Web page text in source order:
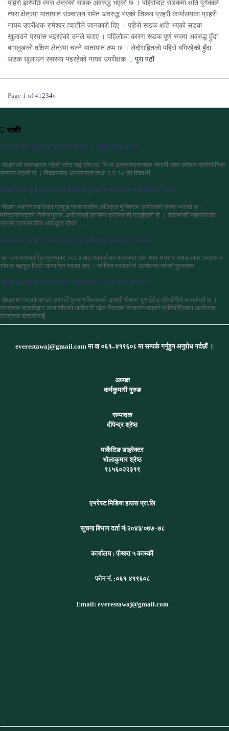
पहिरो झरेपछि त्यस क्षेत्रको सडक अवरुद्ध भएको छ । पहिरोबाट सडकमा क्षति पुगेकाले
त्यस क्षेत्रमा यातायात सञ्चालन समेत अवरुद्ध भएको जिल्ला प्रहरी कार्यालयका प्रहरी
नायब उपरीक्षक रामेश्वर त्वातीले जानकारी दिए । पहिरो सडक क्षति भएको सडक
खुलाउने प्रयास भइरहेको उनले बताए । पहिलोका कारण सडक पूर्ण रुपमा अवरुद्ध हुँदा
बागलुङको दक्षिण क्षेत्रमा चल्ने यातायात ठप्प छ । लेदोसहितको पहिरो बगिरहेको हुँदा
सडक खुलाउन समस्या भइरहेको नायव उपरीक्षक… पुरा पढौ
Page 1 of 41234»
भर्खरै
स्टेप वाई स्टेप मा.वि.मा नेपाली भाषा कौशल प्रतियोगिता सम्पन्न
पोखराको मासबारमा रहेको स्टेप वाई स्टेप मा. वि.मा अन्तरसदनात्मक नेपाली भाषा कौशल प्रतियोगिता
सम्पन्न भएको छ । विद्यालयमा अध्ययनरत कक्षा ९ र १० का विद्यार्थी…
पोखराका प्रमुख प्रशासकीय अधिकृत मुक्तिराम अर्यालको काठमाण्डौंमा सरुवा
पोखरा महानगरपालिका प्रमुख प्रशासकीय अधिकृत मुक्तिराम अर्यालको सरुवा भएको छ ।
मन्त्रिपरिषद्को निर्णयानुसार अर्याललाई काजमा काठमाण्डौं पठाईएको हो । काठमाडौं महानगरका
प्रमुख प्रशासकीय अधिकृत रहेका…
पत्रकारद्वय सारु र जिटी कञ्चन पत्रकारिता पुरस्कारबाट सम्मानित
कञ्चन पत्रकारिता पुरस्कार २०८३ बाट कास्कीका पत्रकार खेम सारु मगर र स्याङ्जाका पत्रकार
गोपाल बहादुर जिटी सम्मानित भएका छन् । फोनिज गण्डकीले आयोजना गरेको पुरस्कार…
अण्डर ट्वान्टी पुरुष भलिवलको उपाधी पोखरा युनाईटेडको पोल्टामा
पोखरामा भएको अण्डर ट्वान्टी पुरुष भलिवलको उपाधी पोखरा युनाईटेड एकेडेमीले उचालेको छ ।
घान्द्रुक ब्रदर्शद्वारा लामाचौरको पातीघारी खेल मैदानमा संचालन भएको प्रतियोगितामा आयोजक
घान्द्रुक ब्रदर्शलाई…
everestawaj@gmail.com मा वा ०६१–४१९६०८ मा सम्पर्क गर्नुहुन अनुरोध गर्दछौं ।
अध्यक्ष
कर्मकुमारी गुरुङ
सम्पादक
दीपेन्द्र श्रेष्ठ
मार्केटिङ डाइरेक्टर
भोलाकुमार श्रेष्ठ
९८५६०२२३१९
एभरेस्ट मिडिया हाउस प्रा.लि
सूचना बिभाग दर्ता नं:२०४३/०७७ -७८
कार्यालय :पोखरा ५ कास्की
फोन नं. :०६१-४१९६०८
Email: everestawaj@gmail.com